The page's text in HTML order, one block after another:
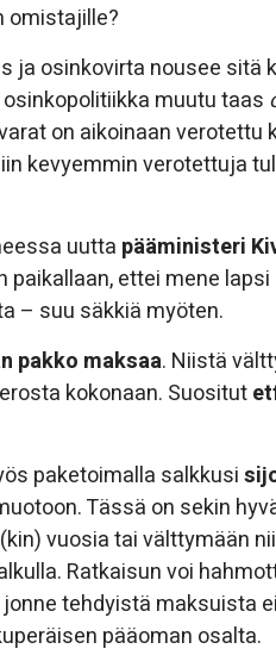
omistajille?
ja osinkovirta nousee sitä
muutu taas
on aikoinaan verotettu
kevyemmin verotettuja
uutta pääministeri
paikallaan, ettei mene
– suu säkkiä myöten.
pakko maksaa. Niistä
kokonaan. Suositut
paketoimalla salkkusi
Tässä on sekin
vuosia tai välttymään
Ratkaisun voi
jonne tehdyistä maksuista
pääoman osalta.